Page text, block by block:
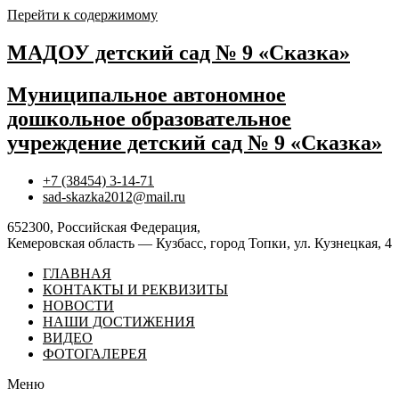
Перейти к содержимому
МАДОУ детский сад № 9 «Сказка»
Муниципальное автономное
дошкольное образовательное
учреждение детский сад № 9 «Сказка»
+7 (38454) 3-14-71
sad-skazka2012@mail.ru
652300, Российская Федерация,
Кемеровская область — Кузбасс, город Топки, ул. Кузнецкая, 4
ГЛАВНАЯ
КОНТАКТЫ И РЕКВИЗИТЫ
НОВОСТИ
НАШИ ДОСТИЖЕНИЯ
ВИДЕО
ФОТОГАЛЕРЕЯ
Меню